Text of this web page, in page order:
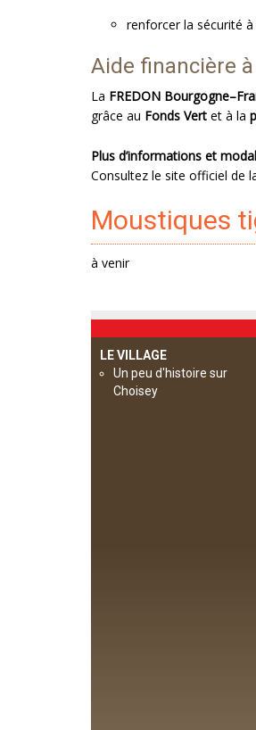
renforcer la sécurité
Aide financière
La FREDON
grâce au Fonds Vert et à la
Plus d’informations et
Consultez le site officiel de
Moustiques
à venir
LE VILLAGE
Un peu d'histoire sur
Choisey